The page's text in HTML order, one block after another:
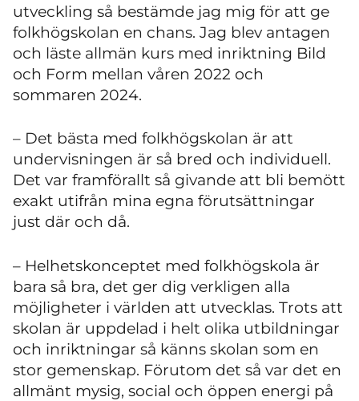
utveckling så bestämde jag mig för att ge
folkhögskolan en chans. Jag blev antagen
och läste allmän kurs med inriktning Bild
och Form mellan våren 2022 och
sommaren 2024.
– Det bästa med folkhögskolan är att
undervisningen är så bred och individuell.
Det var framförallt så givande att bli bemött
exakt utifrån mina egna förutsättningar
just där och då.
– Helhetskonceptet med folkhögskola är
bara så bra, det ger dig verkligen alla
möjligheter i världen att utvecklas. Trots att
skolan är uppdelad i helt olika utbildningar
och inriktningar så känns skolan som en
stor gemenskap. Förutom det så var det en
allmänt mysig, social och öppen energi på